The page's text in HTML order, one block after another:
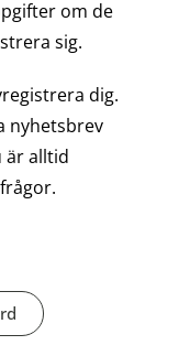
om de
sig.
dig.
nyhetsbrev
är alltid